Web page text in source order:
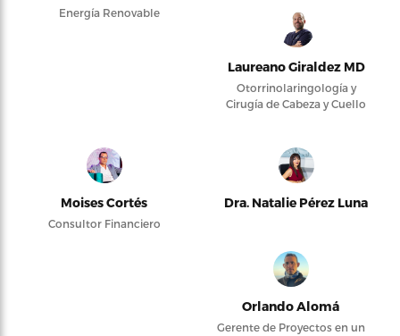
Energía Renovable
Laureano Giraldez MD
Otorrinolaringología y
Cirugía de Cabeza y Cuello
Moises Cortés
Consultor Financiero
Dra. Natalie Pérez Luna
Orlando Alomá
Gerente de Proyectos en un